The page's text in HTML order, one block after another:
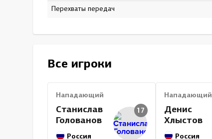
Перехваты передач
Все игроки
Нападающий
Станислав
Голованов
Россия
17
Нападающий
Денис
Хлыстов
Россия